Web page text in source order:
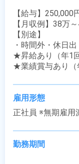
【給与】
【月収例】38万
【別途】
・時間外・休日
★昇給あり（年1
★業績賞与あり（
雇用形態
正社員 ※無期雇用
勤務期間